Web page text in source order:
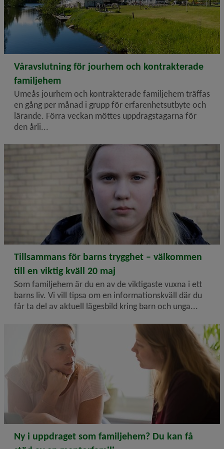
2026-06-03
Våravslutning för jourhem och kontrakterade
familjehem
Umeås jourhem och kontrakterade familjehem träffas
en gång per månad i grupp för erfarenhetsutbyte och
lärande. Förra veckan möttes uppdragstagarna för
den årli...
2026-05-12
Tillsammans för barns trygghet – välkommen
till en viktig kväll 20 maj
Som familjehem är du en av de viktigaste vuxna i ett
barns liv. Vi vill tipsa om en informationskväll där du
får ta del av aktuell lägesbild kring barn och unga...
2026-04-13
Ny i uppdraget som familjehem? Du kan få